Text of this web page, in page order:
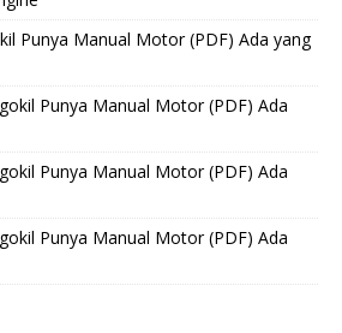
Punya Manual Motor (PDF) Ada yang
Punya Manual Motor (PDF) Ada
Punya Manual Motor (PDF) Ada
Punya Manual Motor (PDF) Ada